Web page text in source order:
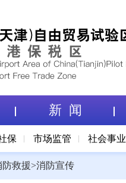
新 闻
保 市场监管 社会事业
防救援>消防宣传